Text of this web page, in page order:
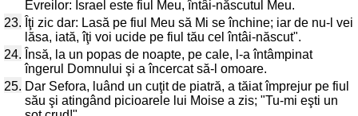
Evreilor: Israel este fiul Meu, întâi-născutul Meu.
23. Îţi zic dar: Lasă pe fiul Meu să Mi se închine; iar de nu-l vei
lăsa, iată, îţi voi ucide pe fiul tău cel întâi-născut".
24. Însă, la un popas de noapte, pe cale, l-a întâmpinat
îngerul Domnului şi a încercat să-l omoare.
25. Dar Sefora, luând un cuţit de piatră, a tăiat împrejur pe fiul
său şi atingând picioarele lui Moise a zis; "Tu-mi eşti un